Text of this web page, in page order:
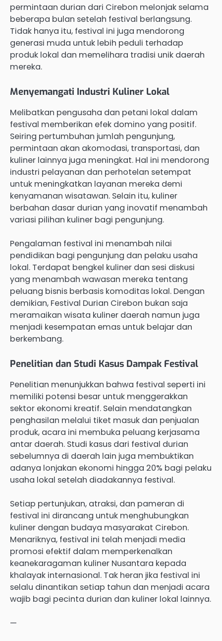
permintaan durian dari Cirebon melonjak selama
beberapa bulan setelah festival berlangsung.
Tidak hanya itu, festival ini juga mendorong
generasi muda untuk lebih peduli terhadap
produk lokal dan memelihara tradisi unik daerah
mereka.
Menyemangati Industri Kuliner Lokal
Melibatkan pengusaha dan petani lokal dalam
festival memberikan efek domino yang positif.
Seiring pertumbuhan jumlah pengunjung,
permintaan akan akomodasi, transportasi, dan
kuliner lainnya juga meningkat. Hal ini mendorong
industri pelayanan dan perhotelan setempat
untuk meningkatkan layanan mereka demi
kenyamanan wisatawan. Selain itu, kuliner
berbahan dasar durian yang inovatif menambah
variasi pilihan kuliner bagi pengunjung.
Pengalaman festival ini menambah nilai
pendidikan bagi pengunjung dan pelaku usaha
lokal. Terdapat bengkel kuliner dan sesi diskusi
yang menambah wawasan mereka tentang
peluang bisnis berbasis komoditas lokal. Dengan
demikian, Festival Durian Cirebon bukan saja
meramaikan wisata kuliner daerah namun juga
menjadi kesempatan emas untuk belajar dan
berkembang.
Penelitian dan Studi Kasus Dampak Festival
Penelitian menunjukkan bahwa festival seperti ini
memiliki potensi besar untuk menggerakkan
sektor ekonomi kreatif. Selain mendatangkan
penghasilan melalui tiket masuk dan penjualan
produk, acara ini membuka peluang kerjasama
antar daerah. Studi kasus dari festival durian
sebelumnya di daerah lain juga membuktikan
adanya lonjakan ekonomi hingga 20% bagi pelaku
usaha lokal setelah diadakannya festival.
Setiap pertunjukan, atraksi, dan pameran di
festival ini dirancang untuk menghubungkan
kuliner dengan budaya masyarakat Cirebon.
Menariknya, festival ini telah menjadi media
promosi efektif dalam memperkenalkan
keanekaragaman kuliner Nusantara kepada
khalayak internasional. Tak heran jika festival ini
selalu dinantikan setiap tahun dan menjadi acara
wajib bagi pecinta durian dan kuliner lokal lainnya.
—